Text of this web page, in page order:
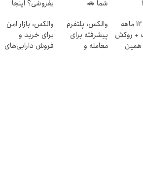
شما 🚗
بفروشی؟ اینجا
چند ساعت
بفروشش
اقساط ۱۲ ماهه
+ روکش
همین
والکس: پلتفرم
پیشرفته برای
معامله و
والکس: بازار امن
برای خرید و
فروش دارایی‌های